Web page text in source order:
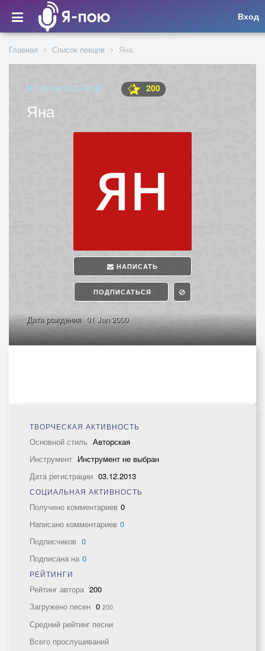
Вход
Главная Список певцов Яна
ИСПОЛНИТЕЛЬНИЦА 200
Яна
НАПИСАТЬ
ПОДПИСАТЬСЯ
Дата рождения 01 Jan 2000
ТВОРЧЕСКАЯ АКТИВНОСТЬ
Основной стиль Авторская
Инструмент Инструмент не выбран
Дата регистрации 03.12.2013
СОЦИАЛЬНАЯ АКТИВНОСТЬ
Получено комментариев 0
Написано комментариев 0
Подписчиков 0
Подписана на 0
РЕЙТИНГИ
Рейтинг автора 200
Загружено песен 0 200
Средний рейтинг песни
Всего прослушиваний